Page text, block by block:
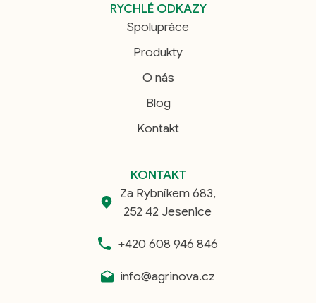
RYCHLÉ ODKAZY
Spolupráce
Produkty
O nás
Blog
Kontakt
KONTAKT
Za Rybníkem 683,
252 42 Jesenice
+420 608 946 846
info@agrinova.cz